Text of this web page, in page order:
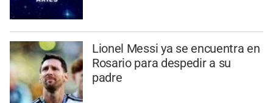
Lionel Messi ya se encuentra en
Rosario para despedir a su
padre